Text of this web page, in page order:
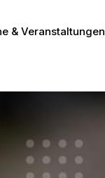
& Veranstaltungen